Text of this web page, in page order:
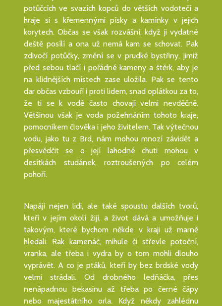
potůčcích ve svazích kopců do větších vodotečí a
hraje si s křemennými písky a kamínky v jejich
korytech. Občas se však rozvášní, když ji vydatné
deště posílí a ona už nemá kam se schovat. Pak
zdivočí potůčky, změní se v prudké bystřiny, jimiž
před sebou tlačí i pořádné kameny a štěrk, aby je
na klidnějších místech zase uložila. Pak se tento
dar občas vzbouří i proti lidem, snad oplátkou za to,
že ti se k vodě často chovají velmi nevděčně.
Většinou však je voda požehnáním tohoto kraje,
pomocníkem člověka i jeho živitelem. Tak výtečnou
vodu, jako tu z Brd, nám mohou mnozí závidět a
přesvědčit se o její lahodné chuti mohou v
desítkách studánek, roztroušených po celém
pohoří.
Napájí nejen lidi, ale také spoustu dalších tvorů,
kteří v jejím okolí žijí, a život dává a umožňuje i
takovým, které bychom někde v kraji už marně
hledali. Rak kamenáč, mihule či střevle potoční,
vranka, ale třeba i vydra by o tom mohli dlouho
vyprávět. A co je ptáků, kteří by bez brdské vody
velmi strádali. Od drobného ledňáčka, přes
nenápadnou bekasinu až třeba po černé čápy
nebo majestátního orla. Když někdy zahlédnu